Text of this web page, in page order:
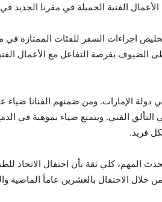
الفنية الجميلة في مقرنا الجديد
اجراءات السفر للفئات الممتازة في
8 من مايو وحتى 15 يوليو. وسيحظى الضيوف بفرصة
دولة الإمارات. ومن ضمنهم الفنانا ضياء
الفني. ويتمتع ضياء بموهبة في
فريد.
المهم، كلي ثقة بأن احتفال
خلال الاحتفال بالعشرين عاماً الماضية